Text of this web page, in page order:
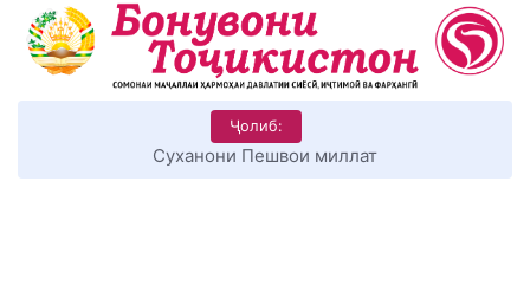
Ҷолиб:
Суханони Пешвои миллат